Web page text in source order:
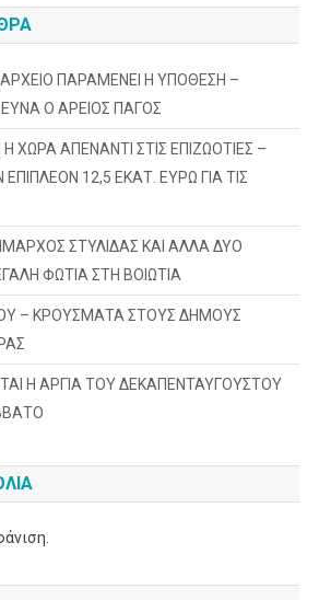
ΠΑΡΑΜΕΝΕΙ Η ΥΠΟΘΕΣΗ –
Ο ΑΡΕΙΟΣ ΠΑΓΟΣ
ΧΩΡΑ ΑΠΕΝΑΝΤΙ ΣΤΙΣ ΕΠΙΖΩΟΤΙΕΣ –
12,5 ΕΚΑΤ. ΕΥΡΩ ΓΙΑ ΤΙΣ
ΣΤΥΛΙΔΑΣ ΚΑΙ ΑΛΛΑ ΔΥΟ
ΦΩΤΙΑ ΣΤΗ ΒΟΙΩΤΙΑ
– ΚΡΟΥΣΜΑΤΑ ΣΤΟΥΣ ΔΗΜΟΥΣ
Η ΑΡΓΙΑ ΤΟΥ ΔΕΚΑΠΕΝΤΑΥΓΟΥΣΤΟΥ